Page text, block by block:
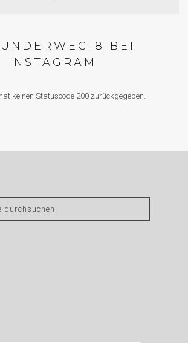
BEI
INSTAGRAM
keinen Statuscode 200 zurückgegeben.